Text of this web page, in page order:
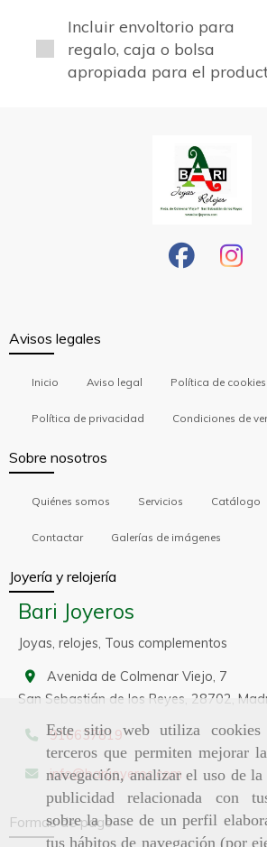
Este sitio web utiliza
terceros que permiten mejorar
navegación, analizar el uso de
publicidad relacionada con
sobre la base de un perfil
tus hábitos de navegación (por
Incluir envoltorio para
regalo, caja o bolsa
apropiada para el
Avisos legales
Inicio Aviso legal Política de cookies
Política de privacidad Condiciones de
Sobre nosotros
Quiénes somos Servicios Catálogo
Contactar Galerías de imágenes
Joyería y relojería
Bari Joyeros
Joyas, relojes, Tous complementos
Avenida de Colmenar Viejo, 7
San Sebastián de los Reyes, 28702,
916637819
info barijoyeros.com
Formas de pago